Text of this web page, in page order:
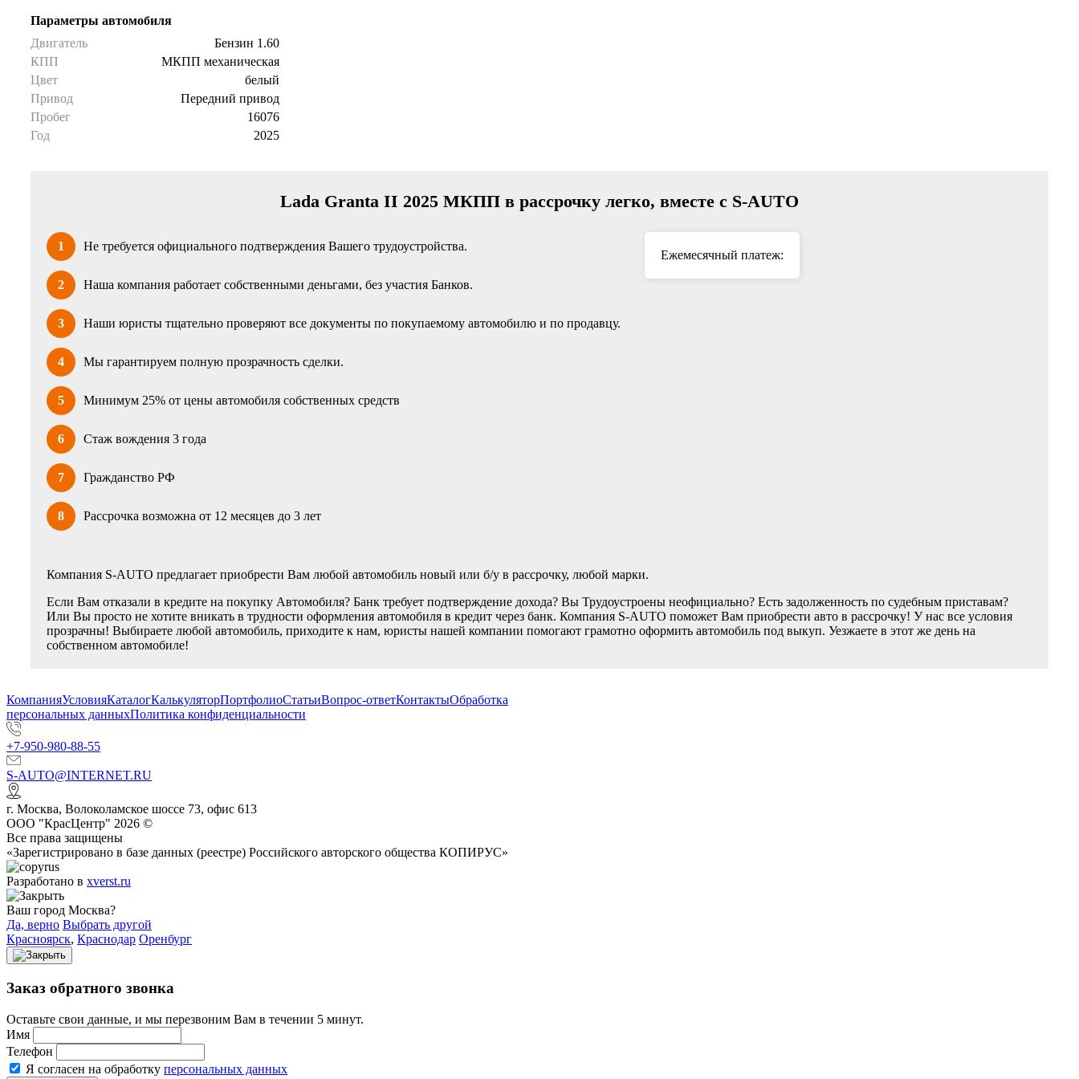
Параметры автомобиля
Двигатель
Бензин 1.60
КПП
МКПП механическая
Цвет
белый
Привод
Передний привод
Пробег
16076
Год
2025
Lada Granta II 2025 МКПП в рассрочку легко, вместе с S-AUTO
1 Не требуется официального подтверждения Вашего трудоустройства.
2 Наша компания работает собственными деньгами, без участия Банков.
3 Наши юристы тщательно проверяют все документы по покупаемому автомобилю и по продавцу.
4 Мы гарантируем полную прозрачность сделки.
5 Минимум 25% от цены автомобиля собственных средств
6 Стаж вождения 3 года
7 Гражданство РФ
8 Рассрочка возможна от 12 месяцев до 3 лет
Ежемесячный платеж:
Компания S-AUTO предлагает приобрести Вам любой автомобиль новый или б/у в рассрочку, любой марки.
Если Вам отказали в кредите на покупку Автомобиля? Банк требует подтверждение дохода? Вы Трудоустроены неофициально? Есть задолженность по судебным приставам?
Или Вы просто не хотите вникать в трудности оформления автомобиля в кредит через банк. Компания S-AUTO поможет Вам приобрести авто в рассрочку! У нас все условия
прозрачны! Выбираете любой автомобиль, приходите к нам, юристы нашей компании помогают грамотно оформить автомобиль под выкуп. Уезжаете в этот же день на
собственном автомобиле!
КомпанияУсловияКаталогКалькуляторПортфолиоСтатьиВопрос-ответКонтактыОбработка
персональных данныхПолитика конфиденциальности
+7-950-980-88-55
S-AUTO@INTERNET.RU
г. Москва, Волоколамское шоссе 73, офис 613
ООО "КрасЦентр" 2026 ©
Все права защищены
«Зарегистрировано в базе данных (реестре) Российского авторского общества КОПИРУС»
Разработано в xverst.ru
Ваш город Москва?
Да, верно Выбрать другой
Красноярск, Краснодар Оренбург
Заказ обратного звонка
Оставьте свои данные, и мы перезвоним Вам в течении 5 минут.
Имя
Телефон
Я согласен на обработку персональных данных